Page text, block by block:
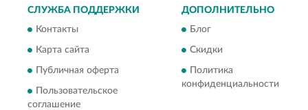
СЛУЖБА ПОДДЕРЖКИ
Контакты
Карта сайта
Публичная оферта
Пользовательское
соглашение
ДОПОЛНИТЕЛЬНО
Блог
Скидки
Политика
конфиденциальности